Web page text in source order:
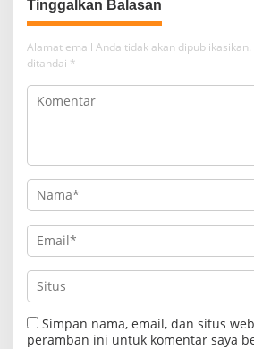
Tinggalkan Balasan
Alamat email Anda tidak akan dipublikasikan.
ditandai *
Simpan nama, email, dan situs
peramban ini untuk komentar saya